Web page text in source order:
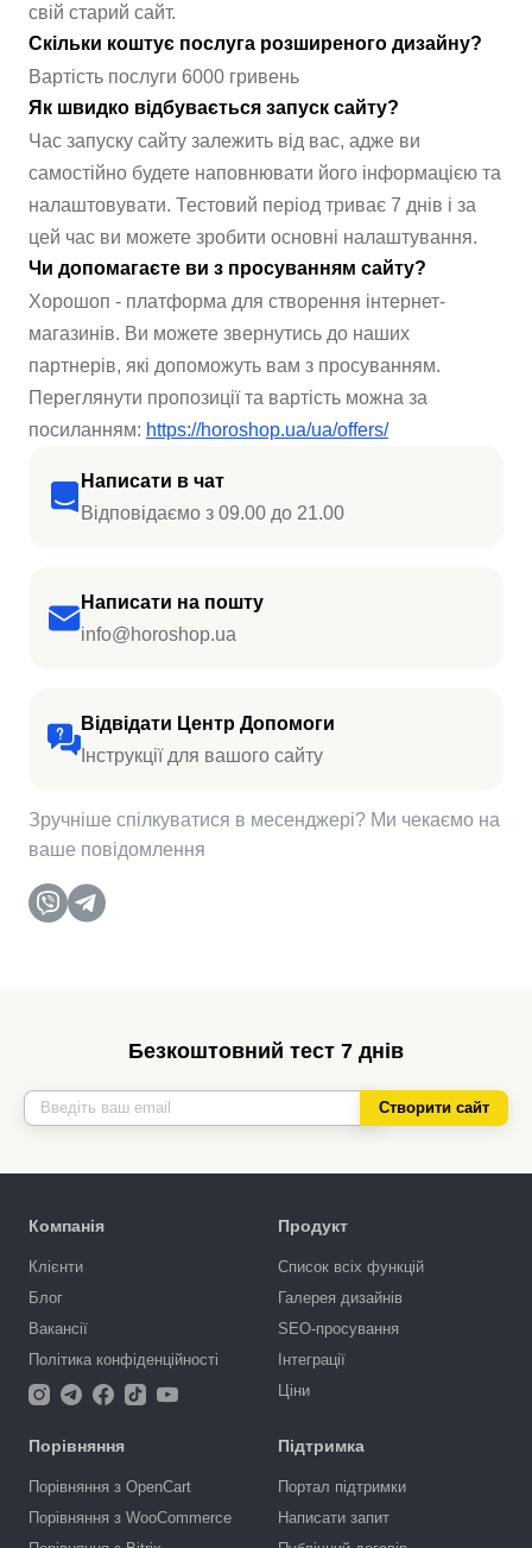
Написати в чат
Відповідаємо з 09.00 до 21.00
Написати на пошту
info@horoshop.ua
Відвідати Центр Допомоги
Інструкції для вашого сайту
Зручніше спілкуватися в месенджері? Ми чекаємо на
ваше повідомлення
свій старий сайт.
Скільки коштує послуга розширеного дизайну?
Вартість послуги 6000 гривень
Як швидко відбувається запуск сайту?
Час запуску сайту залежить від вас, адже ви
самостійно будете наповнювати його інформацією та
налаштовувати. Тестовий період триває 7 днів і за
цей час ви можете зробити основні налаштування.
Чи допомагаєте ви з просуванням сайту?
Хорошоп - платформа для створення інтернет-
магазинів. Ви можете звернутись до наших
партнерів, які допоможуть вам з просуванням.
Переглянути пропозиції та вартість можна за
посиланням: https://horoshop.ua/ua/offers/
Безкоштовний тест 7 днів
Створити сайт
Компанія
Клієнти
Блог
Вакансії
Політика конфіденційності
Продукт
Список всіх функцій
Галерея дизайнів
SEO-просування
Інтеграції
Ціни
Порівняння
Порівняння з OpenCart
Порівняння з WooCommerce
Підтримка
Портал підтримки
Написати запит